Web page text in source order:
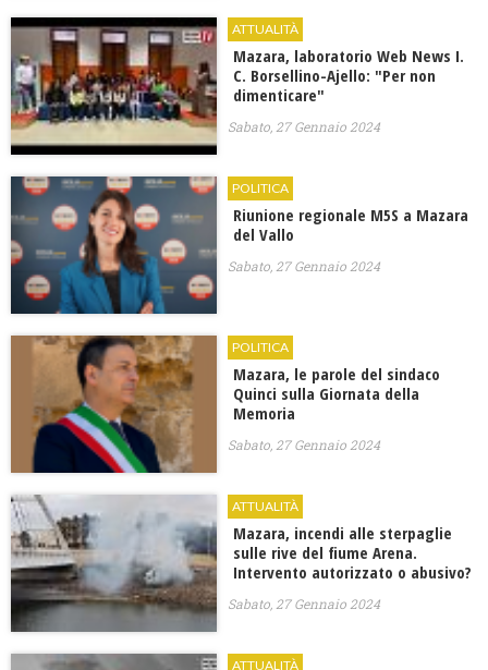
ATTUALITÀ
Mazara, laboratorio Web News I.
C. Borsellino-Ajello: "Per non
dimenticare"
Sabato, 27 Gennaio 2024
POLITICA
​Riunione regionale M5S a Mazara
del Vallo
Sabato, 27 Gennaio 2024
POLITICA
Mazara, le parole del sindaco
Quinci sulla Giornata della
Memoria
Sabato, 27 Gennaio 2024
ATTUALITÀ
Mazara, incendi alle sterpaglie
sulle rive del fiume Arena.
Intervento autorizzato o abusivo?
Sabato, 27 Gennaio 2024
ATTUALITÀ